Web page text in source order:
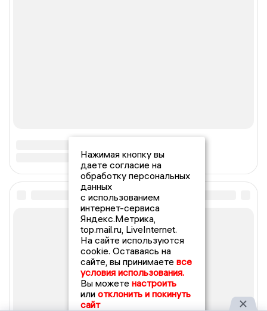
Нажимая кнопку вы
даете согласие на
обработку персональных
данных
с использованием
интернет-сервиса
Яндекс.Метрика,
top.mail.ru, LiveInternet.
На сайте используются
cookie. Оставаясь на
сайте, вы принимаете все
условия использования.
Вы можете настроить
или отклонить и покинуть
сайт